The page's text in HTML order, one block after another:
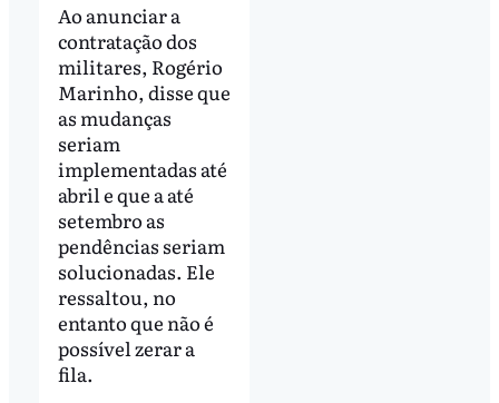
Ao anunciar a
contratação dos
militares, Rogério
Marinho, disse que
as mudanças
seriam
implementadas até
abril e que a até
setembro as
pendências seriam
solucionadas. Ele
ressaltou, no
entanto que não é
possível zerar a
fila.